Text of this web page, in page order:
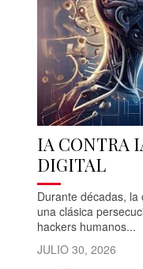
IA CONTRA
DIGITAL
Durante décadas,
una clásica
hackers humanos...
JULIO 30, 2026